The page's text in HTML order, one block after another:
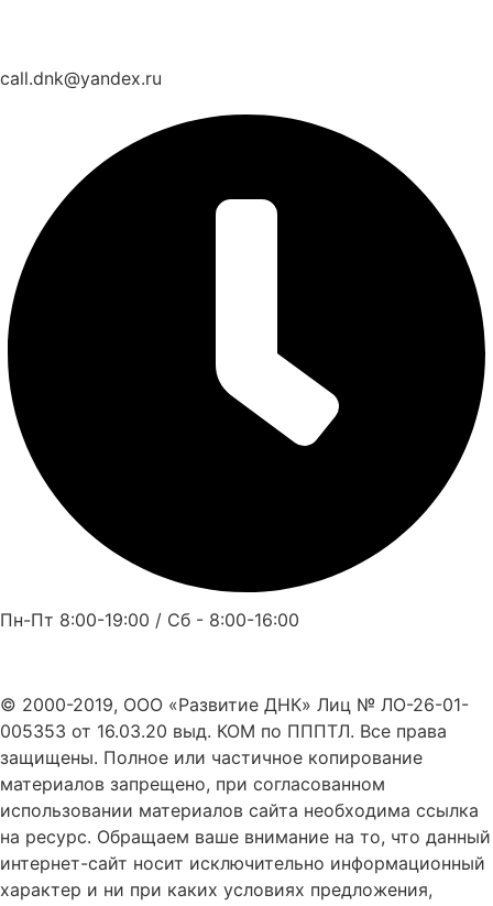
call.dnk@yandex.ru
Пн-Пт 8:00-19:00 / Сб - 8:00-16:00
© 2000-2019, ООО «Развитие ДНК» Лиц № ЛО-26-01-
005353 от 16.03.20 выд. КОМ по ПППТЛ. Все права
защищены. Полное или частичное копирование
материалов запрещено, при согласованном
использовании материалов сайта необходима ссылка
на ресурс. Обращаем ваше внимание на то, что данный
интернет-сайт носит исключительно информационный
характер и ни при каких условиях предложения,